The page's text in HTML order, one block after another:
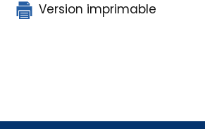
Version imprimable